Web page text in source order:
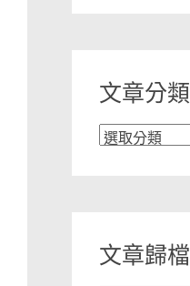
文章分類
文
文章歸檔